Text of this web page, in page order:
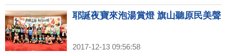
耶誕夜寶來泡湯賞燈 旗山聽原民美聲
2017-12-13 09:56:58